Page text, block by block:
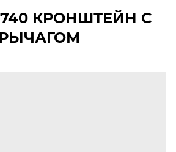
КРОНШТЕЙН С
РЫЧАГОМ